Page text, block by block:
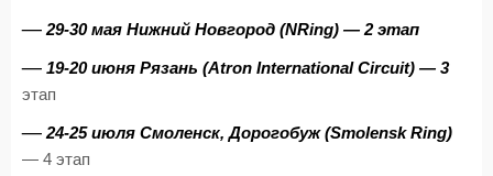
— 29-30 мая Нижний Новгород (NRing) — 2 этап
— 19-20 июня Рязань (Atron International Circuit) — 3
этап
— 24-25 июля Смоленск, Дорогобуж (Smolensk Ring)
— 4 этап